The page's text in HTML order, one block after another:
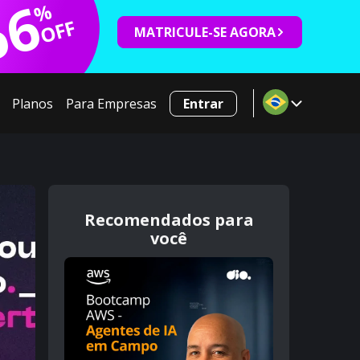
%
OFF MATRICULE-SE AGORA
Planos Para Empresas Entrar
Recomendados para
você